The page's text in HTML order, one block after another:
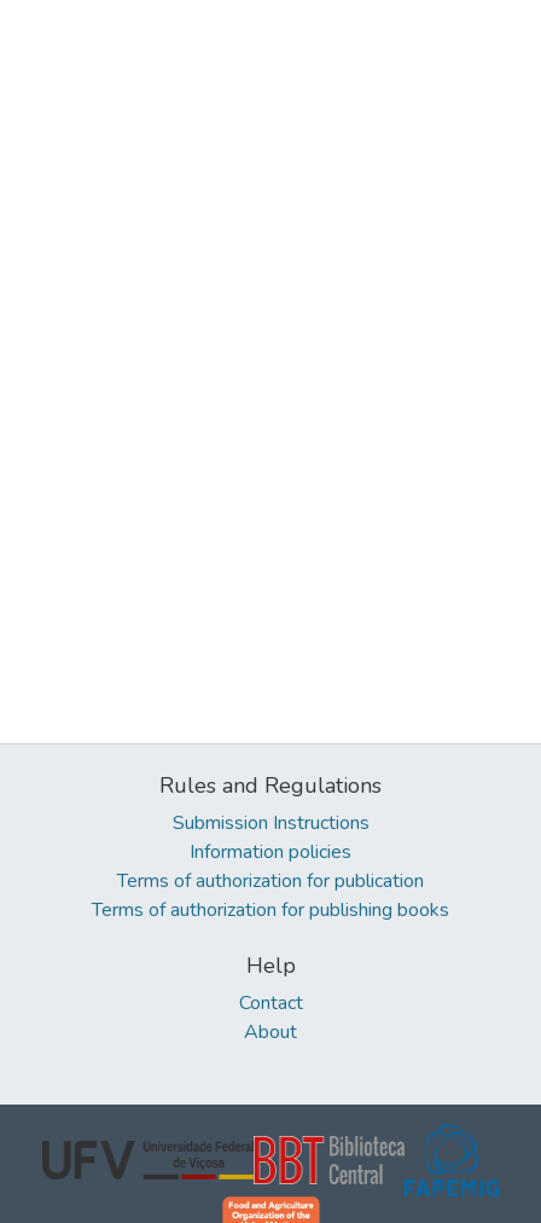
Rules and Regulations
Submission Instructions
Information policies
Terms of authorization for publication
Terms of authorization for publishing books
Help
Contact
About